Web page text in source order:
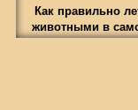
Как правильно
животными в